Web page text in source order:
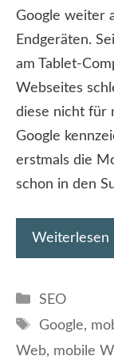
Google weiter
Endgeräten.
am Tablet-
Webseites
diese nicht für
Google
erstmals die
schon in den
Weiterlesen
Kategorien
SEO
Google,
Web, mobile